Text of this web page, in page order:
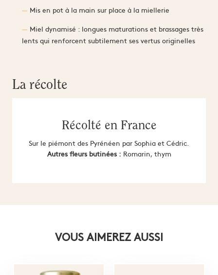
Mis en pot à la main sur place à la miellerie
Miel dynamisé : longues maturations et brassages très
lents qui renforcent subtilement ses vertus originelles
La récolte
Récolté en France
Sur le piémont des Pyrénéen par Sophia et Cédric.
Autres fleurs butinées : Romarin, thym
VOUS AIMEREZ AUSSI